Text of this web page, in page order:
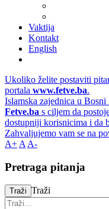
Vaktija
Kontakt
English
Ukoliko želite postaviti
portala www.fetve.ba.
Islamska zajednica u
Fetve.ba s ciljem da
dostupniji korisnicima i da
Zahvaljujemo vam se na
A+ A A-
Pretraga pitanja
Traži Traži